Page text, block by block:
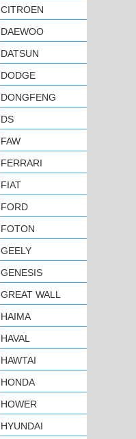
CITROEN
DAEWOO
DATSUN
DODGE
DONGFENG
DS
FAW
FERRARI
FIAT
FORD
FOTON
GEELY
GENESIS
GREAT WALL
HAIMA
HAVAL
HAWTAI
HONDA
HOWER
HYUNDAI